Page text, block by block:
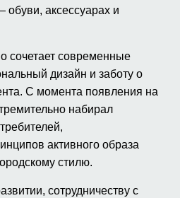
аксессуарах и
сочетает современные
дизайн и заботу о
С момента появления на
набирал
активного образа
стилю.
сотрудничеству с